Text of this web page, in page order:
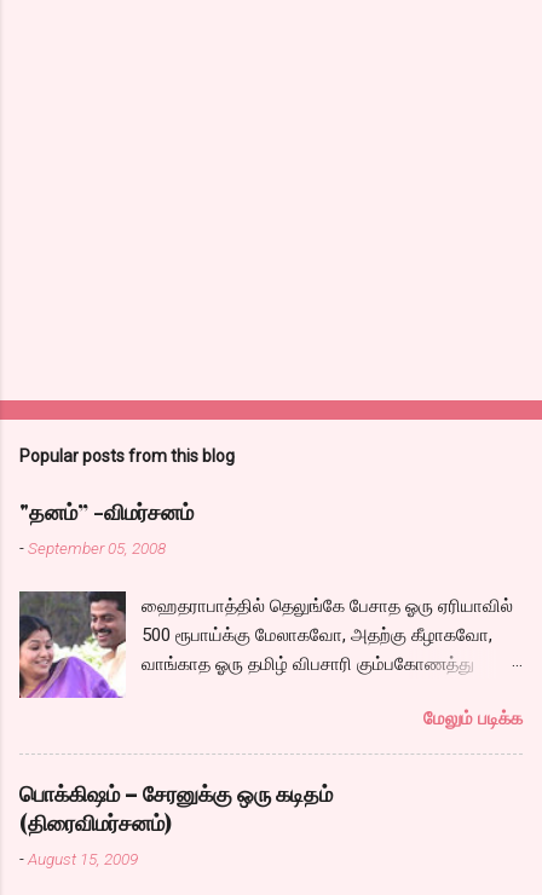
Popular posts from this blog
"தனம்” -விமர்சனம்
-September 05, 2008
ஹைதராபாத்தில் தெலுங்கே பேசாத ஓரு ஏரியாவில்
500 ரூபாய்க்கு மேலாகவோ, அதற்கு கீழாகவோ,
வாங்காத ஓரு தமிழ் விபசாரி கும்பகோணத்து
வாழ்கைபடுகிறாள். அவளுடய வாழ்கை எப்படி
அமைந்தது? என்ற ஓரு நல்ல லைனை , சங்கீதா
தன்னுடய இடுப்பை சுழற்றி, சுழற்றி நடப்பதை போல்
சும்மா, சுத்தி, சுத்தி குழப்பி, நம்பமுடியாத
திரைக்கதையால் சொதப்பி,சங்கீதாவை ஏதோ
மேலும் படிக்க
பொக்கிஷம் – சேரனுக்கு ஒரு கடிதம்
(திரைவிமர்சனம்)
-August 15, 2009